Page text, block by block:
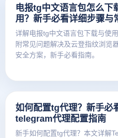
电报tg中文语言包怎么下
用？新手必看详细步骤与
题解决
详解电报tg中文语言包下载与使用
附常见问题解决及云登指纹浏览
安全方案，新手必看指南。
如何配置tg代理？新手必
telegram代理配置指南
新手如何配置tg代理？本文详解